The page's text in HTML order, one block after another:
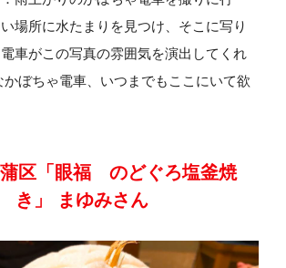
場所に水たまりを見つけ、そこに写り
車がこの写真の雰囲気を演出してくれ
かぼちゃ電車、いつまでもここにいて欲
区「眼福 のどぐろ塩釜焼
き」 まゆみさん